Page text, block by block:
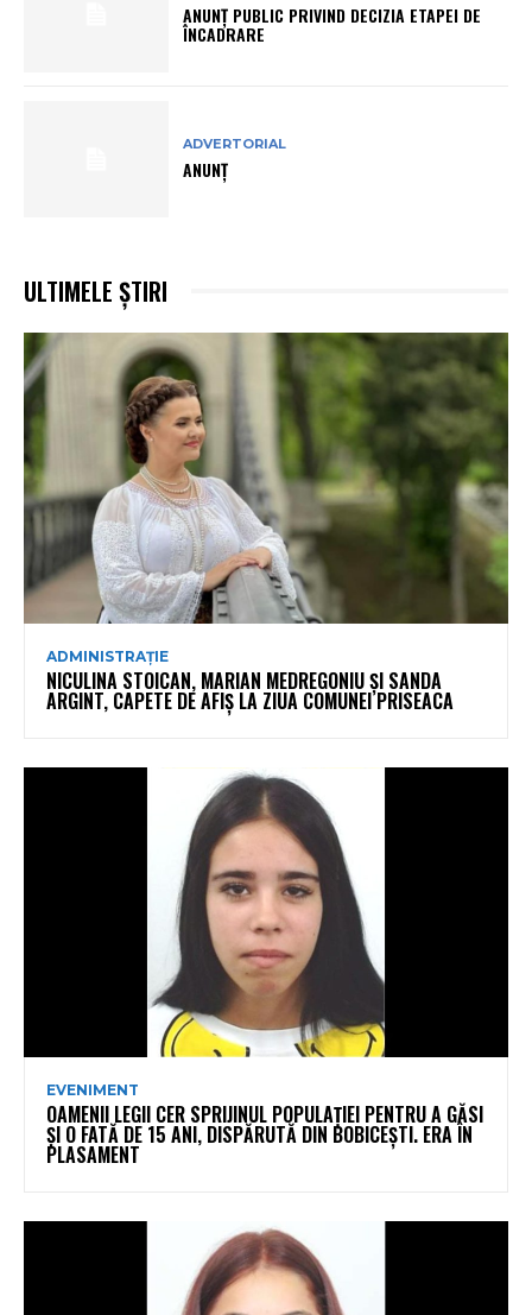
ANUNŢ PUBLIC PRIVIND DECIZIA ETAPEI DE
ÎNCADRARE
ADVERTORIAL
ANUNȚ
ULTIMELE ȘTIRI
ADMINISTRAȚIE
NICULINA STOICAN, MARIAN MEDREGONIU ȘI SANDA
ARGINT, CAPETE DE AFIȘ LA ZIUA COMUNEI PRISEACA
EVENIMENT
OAMENII LEGII CER SPRIJINUL POPULAȚIEI PENTRU A GĂSI
ȘI O FATĂ DE 15 ANI, DISPĂRUTĂ DIN BOBICEȘTI. ERA ÎN
PLASAMENT